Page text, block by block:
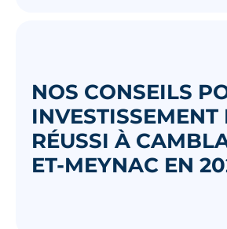
NOS CONSEILS
INVESTISSEMENT
RÉUSSI À
ET-MEYNAC EN